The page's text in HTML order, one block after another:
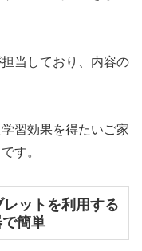
当しており、内容の
習効果を得たいご家
す。
ットを利用する
簡単